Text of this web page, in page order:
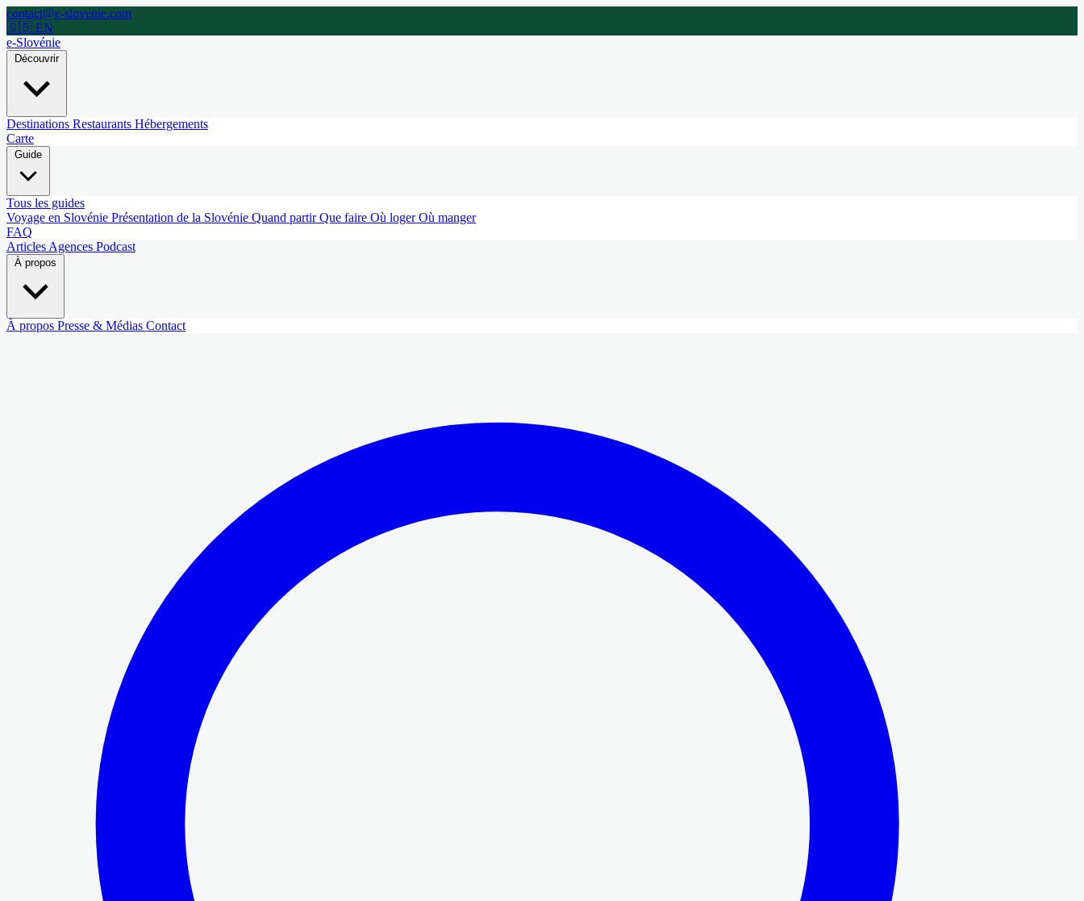
contact@e-slovenie.com
🇬🇧 EN
e-Slovénie
Découvrir
Destinations Restaurants Hébergements
Carte
Tous les guides
Voyage en Slovénie Présentation de la Slovénie Quand partirQue faire Où logerOù manger
FAQ
Articles Agences Podcast
À propos Presse & Médias Contact